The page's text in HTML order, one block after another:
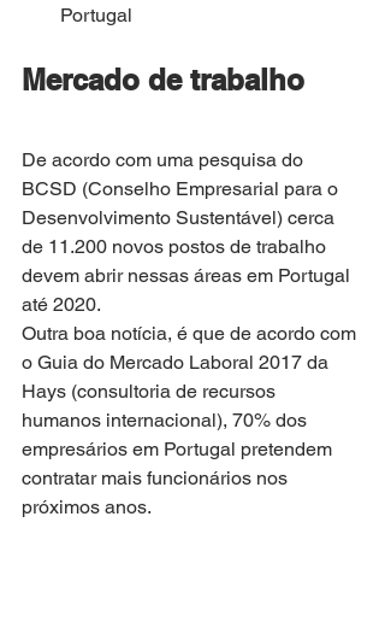
Portugal
Mercado de trabalho
De acordo com uma pesquisa do
BCSD (Conselho Empresarial para o
Desenvolvimento Sustentável) cerca
de 11.200 novos postos de trabalho
devem abrir nessas áreas em Portugal
até 2020.
Outra boa notícia, é que de acordo com
o Guia do Mercado Laboral 2017 da
Hays (consultoria de recursos
humanos internacional), 70% dos
empresários em Portugal pretendem
contratar mais funcionários nos
próximos anos.